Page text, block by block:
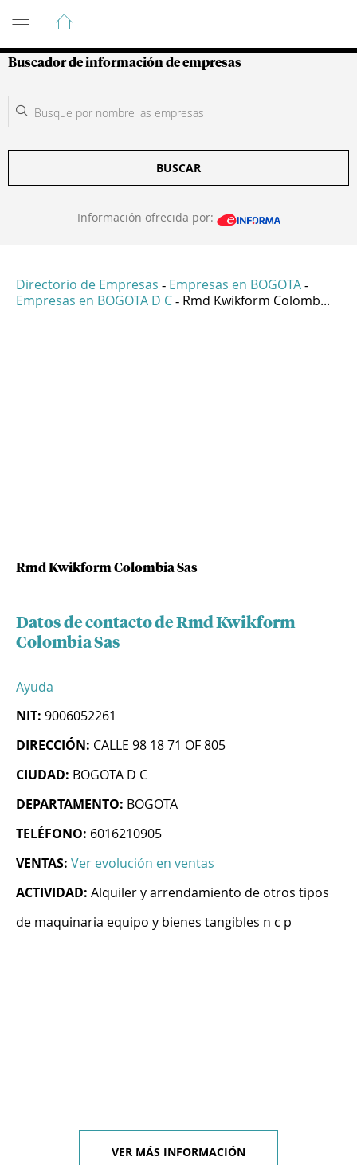
Guía de Empresas Colombianas
Buscador de información de empresas
BUSCAR
Información ofrecida por:
Directorio de Empresas - Empresas en BOGOTA -
Empresas en BOGOTA D C - Rmd Kwikform Colomb...
Rmd Kwikform Colombia Sas
Datos de contacto de Rmd Kwikform
Colombia Sas
Ayuda
NIT: 9006052261
DIRECCIÓN: CALLE 98 18 71 OF 805
CIUDAD: BOGOTA D C
DEPARTAMENTO: BOGOTA
TELÉFONO: 6016210905
VENTAS: Ver evolución en ventas
ACTIVIDAD: Alquiler y arrendamiento de otros tipos
de maquinaria equipo y bienes tangibles n c p
VER MÁS INFORMACIÓN